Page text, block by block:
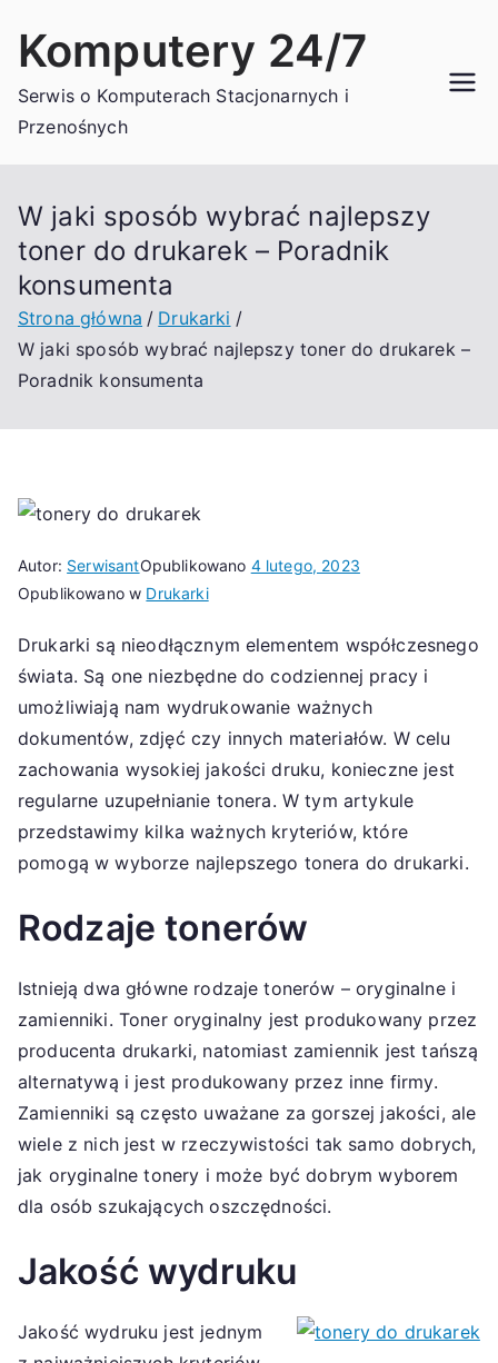
Komputery 24/7
Serwis o Komputerach Stacjonarnych i
Przenośnych
W jaki sposób wybrać najlepszy
toner do drukarek – Poradnik
konsumenta
Strona główna
Drukarki
W jaki sposób wybrać najlepszy toner do drukarek –
Poradnik konsumenta
Autor: SerwisantOpublikowano 4 lutego, 2023
Opublikowano w Drukarki
Drukarki są nieodłącznym elementem współczesnego
świata. Są one niezbędne do codziennej pracy i
umożliwiają nam wydrukowanie ważnych
dokumentów, zdjęć czy innych materiałów. W celu
zachowania wysokiej jakości druku, konieczne jest
regularne uzupełnianie tonera. W tym artykule
przedstawimy kilka ważnych kryteriów, które
pomogą w wyborze najlepszego tonera do drukarki.
Rodzaje tonerów
Istnieją dwa główne rodzaje tonerów – oryginalne i
zamienniki. Toner oryginalny jest produkowany przez
producenta drukarki, natomiast zamiennik jest tańszą
alternatywą i jest produkowany przez inne firmy.
Zamienniki są często uważane za gorszej jakości, ale
wiele z nich jest w rzeczywistości tak samo dobrych,
jak oryginalne tonery i może być dobrym wyborem
dla osób szukających oszczędności.
Jakość wydruku
Jakość wydruku jest jednym